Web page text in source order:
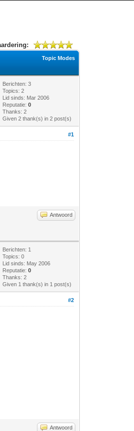
Topic Modes
Berichten: 3
Topics: 2
Lid sinds: Mar 2006
Reputatie:0
Thanks: 2
Given 2 thank(s) in 2 post(s)
#1
Antwoord
Berichten: 1
Topics: 0
Lid sinds: May 2006
Reputatie:0
Thanks: 2
Given 1 thank(s) in 1 post(s)
#2
Antwoord